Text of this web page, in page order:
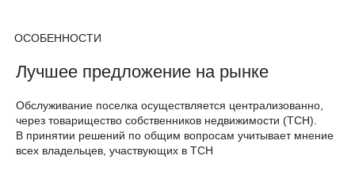
ОСОБЕННОСТИ
Лучшее предложение на рынке
Обслуживание поселка осуществляется централизованно,
через товарищество собственников недвижимости (ТСН).
В принятии решений по общим вопросам учитывает мнение
всех владельцев, участвующих в ТСН